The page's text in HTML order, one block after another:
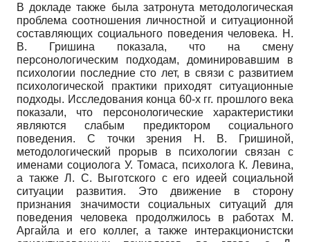
В докладе также была затронута методологическая
проблема соотношения личностной и ситуационной
составляющих социального поведения человека. Н.
В. Гришина показала, что на смену
персонологическим подходам, доминировавшим в
психологии последние сто лет, в связи с развитием
психологической практики приходят ситуационные
подходы. Исследования конца 60-х гг. прошлого века
показали, что персоноло­гические характеристики
являются слабым предиктором социального
поведения. С точки зрения Н. В. Гришиной,
методологический прорыв в психологии связан с
именами социолога У. Томаса, психолога К. Левина,
а также Л. С. Вы­готского с его идеей социальной
ситуации развития. Это движение в сторону
признания значимости социальных ситуаций для
поведения человека продолжилось в работах М.
Аргайла и его коллег, а также интеракционистски